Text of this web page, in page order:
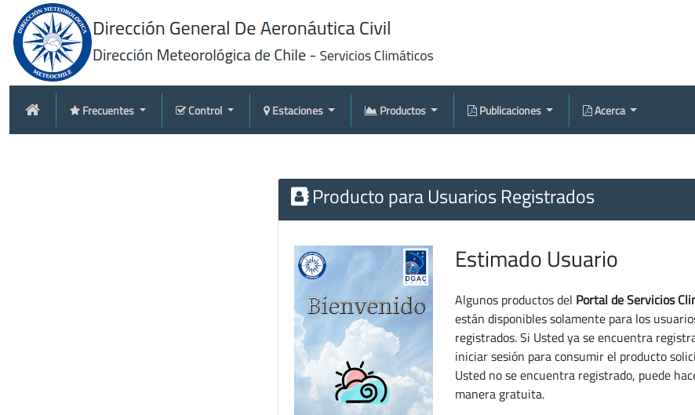
Frecuentes Control Estaciones Productos Publicaciones Acerca
Producto para Usuarios Registrados
Estimado Usuario
Algunos productos del Portal de Servicios
están disponibles solamente para los
registrados. Si Usted ya se encuentra
iniciar sesión para consumir el producto
Usted no se encuentra registrado, puede
manera gratuita.